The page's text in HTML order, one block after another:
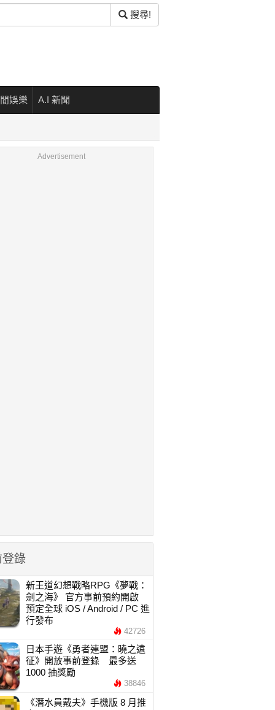
搜尋!
娛樂 A.I 新聞
Advertisement
錄
新王道幻想戰略RPG《夢戰：
劍之海》 官方事前預約開啟
預定全球 iOS / Android / PC 進
行發布
42726
日本手遊《勇者連盟：曉之遠
征》開放事前登錄 最多送
1000 抽獎勵
38846
《潛水員戴夫》手機版 8 月推